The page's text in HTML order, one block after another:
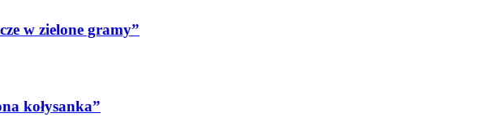
w zielone gramy”
kołysanka”